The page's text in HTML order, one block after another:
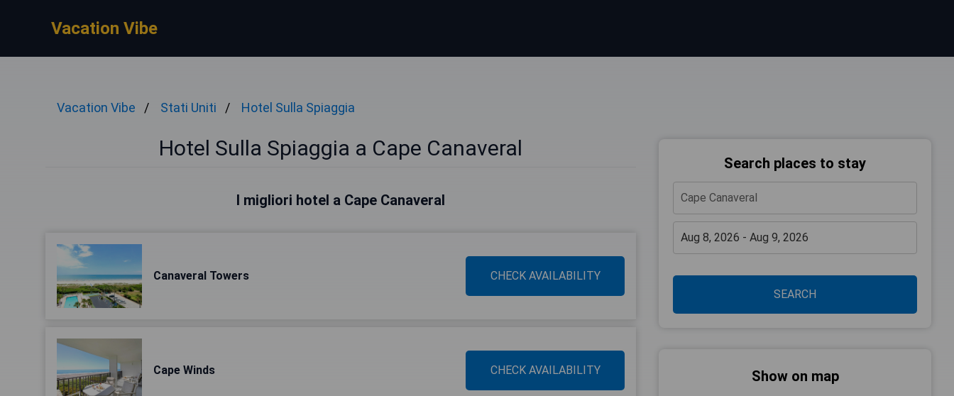
Vacation Vibe
Vacation Vibe Stati Uniti Hotel Sulla Spiaggia
Hotel Sulla Spiaggia a Cape Canaveral
I migliori hotel a Cape Canaveral
Canaveral Towers CHECK AVAILABILITY
Cape Winds CHECK AVAILABILITY
Search places to stay
SEARCH
Show on map